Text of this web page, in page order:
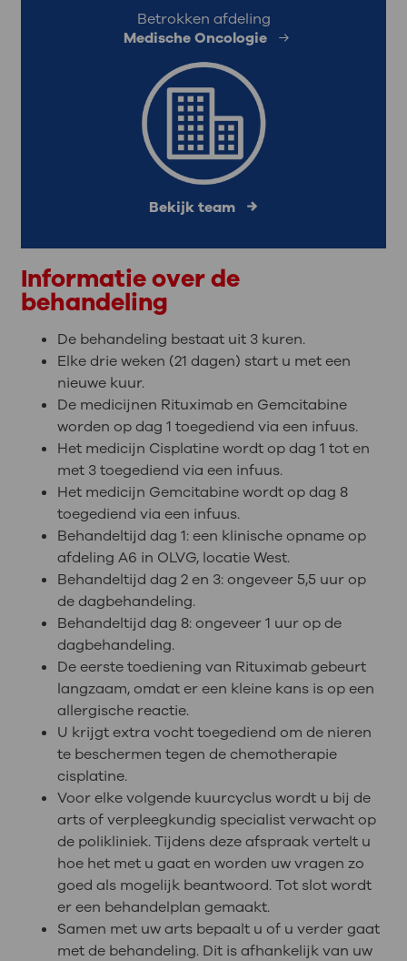
Betrokken afdeling
Medische Oncologie
Bekijk team
Informatie over de
behandeling
De behandeling bestaat uit 3 kuren.
Elke drie weken (21 dagen) start u met een
nieuwe kuur.
De medicijnen Rituximab en Gemcitabine
worden op dag 1 toegediend via een infuus.
Het medicijn Cisplatine wordt op dag 1 tot en
met 3 toegediend via een infuus.
Het medicijn Gemcitabine wordt op dag 8
toegediend via een infuus.
Behandeltijd dag 1: een klinische opname op
afdeling A6 in OLVG, locatie West.
Behandeltijd dag 2 en 3: ongeveer 5,5 uur op
de dagbehandeling.
Behandeltijd dag 8: ongeveer 1 uur op de
dagbehandeling.
De eerste toediening van Rituximab gebeurt
langzaam, omdat er een kleine kans is op een
allergische reactie.
U krijgt extra vocht toegediend om de nieren
te beschermen tegen de chemotherapie
cisplatine.
Voor elke volgende kuurcyclus wordt u bij de
arts of verpleegkundig specialist verwacht op
de polikliniek. Tijdens deze afspraak vertelt u
hoe het met u gaat en worden uw vragen zo
goed als mogelijk beantwoord. Tot slot wordt
er een behandelplan gemaakt.
Samen met uw arts bepaalt u of u verder gaat
met de behandeling. Dit is afhankelijk van uw